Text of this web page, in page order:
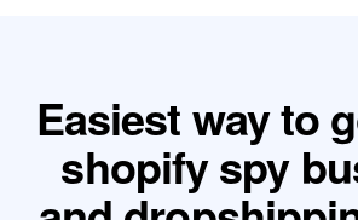
Easiest way to
shopify spy